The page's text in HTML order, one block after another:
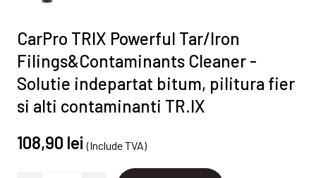
CarPro TRIX Powerful Tar/Iron
Filings&Contaminants Cleaner -
Solutie indepartat bitum, pilitura fier
si alti contaminanti TR.IX
108,90 lei (Include TVA)